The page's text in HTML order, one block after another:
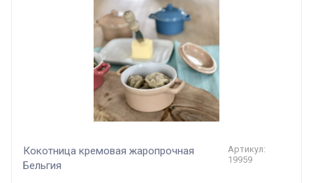
Кокотница кремовая жаропрочная
Бельгия
Артикул:
19959